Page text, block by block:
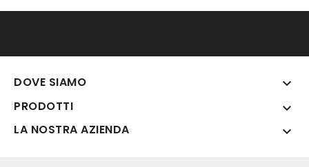
DOVE SIAMO 
PRODOTTI 
LA NOSTRA AZIENDA 